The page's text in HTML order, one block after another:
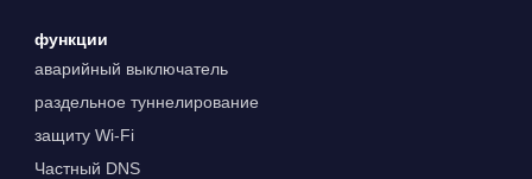
функции
аварийный выключатель
раздельное туннелирование
защиту Wi-Fi
Частный DNS